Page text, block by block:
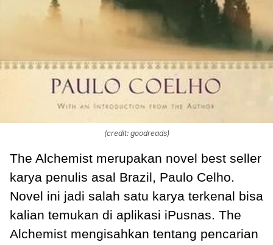
(credit: goodreads)
The Alchemist merupakan novel best seller
karya penulis asal Brazil, Paulo Celho.
Novel ini jadi salah satu karya terkenal bisa
kalian temukan di aplikasi iPusnas. The
Alchemist mengisahkan tentang pencarian